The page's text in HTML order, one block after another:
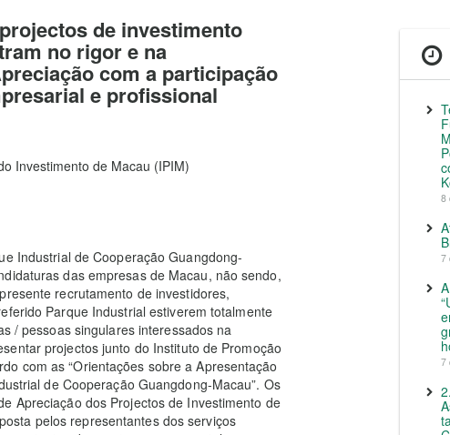
de investimento
no rigor e na
com a participação
e profissional
Investimento de Macau (IPIM)
Industrial de Cooperação Guangdong-
das empresas de Macau, não sendo,
recrutamento de investidores,
Parque Industrial estiverem totalmente
/ pessoas singulares interessados na
projectos junto do Instituto de Promoção
com as “Orientações sobre a Apresentação
de Cooperação Guangdong-Macau”. Os
Apreciação dos Projectos de Investimento de
pelos representantes dos serviços
8
7
7